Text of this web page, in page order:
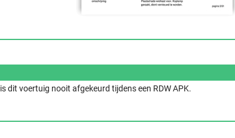
is dit voertuig nooit afgekeurd tijdens een RDW APK.